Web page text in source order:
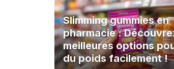
Slimming gummies en
pharmacie :
meilleures options
du poids facilement !